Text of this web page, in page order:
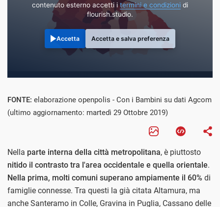
contenuto esterno accetti itermini e condizioni di
flourish.studio.
Accetta Accetta e salva preferenza
FONTE: elaborazione openpolis - Con i Bambini su dati Agcom
(ultimo aggiornamento: martedì 29 Ottobre 2019)
Nella parte interna della città metropolitana, è piuttosto
nitido il contrasto tra l'area occidentale e quella orientale.
Nella prima, molti comuni superano ampiamente il 60% di
famiglie connesse. Tra questi la già citata Altamura, ma
anche Santeramo in Colle, Gravina in Puglia, Cassano delle